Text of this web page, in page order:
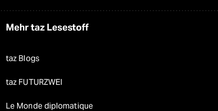
Mehr taz Lesestoff
taz Blogs
taz FUTURZWEI
Le Monde diplomatique